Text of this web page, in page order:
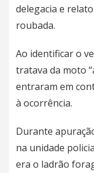
delegacia e
roubada.
Ao identificar o
tratava da moto
entraram em
à ocorrência.
Durante
na unidade
era o ladrão